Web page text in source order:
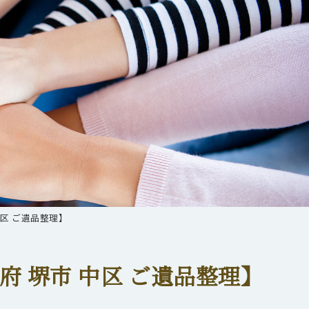
ご遺品整理】
堺市 中区 ご遺品整理】